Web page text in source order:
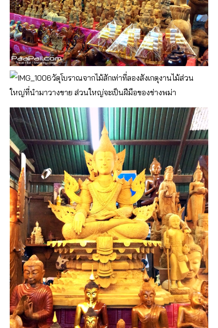
วัตุโบราณจากไม้สักเท่าที่ลองสังเกตุงานไม้ส่วน
ใหญ่ที่นำมาวางขาย ส่วนใหญ่จะเป็นฝีมือของช่างพม่า